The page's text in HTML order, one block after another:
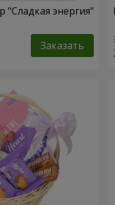
энергия"
Заказать